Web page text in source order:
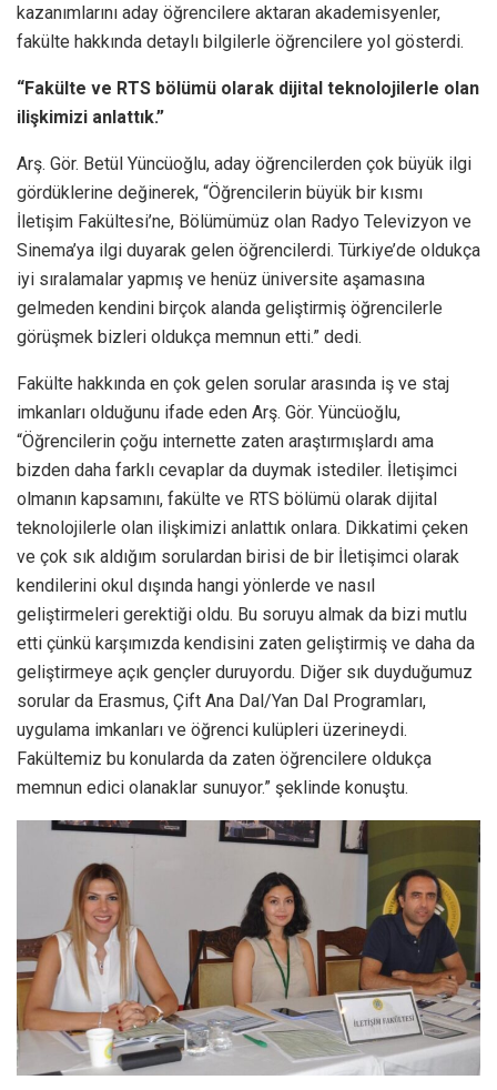
kazanımlarını aday öğrencilere aktaran akademisyenler,
fakülte hakkında detaylı bilgilerle öğrencilere yol gösterdi.
“Fakülte ve RTS bölümü olarak dijital teknolojilerle olan
ilişkimizi anlattık.”
Arş. Gör. Betül Yüncüoğlu, aday öğrencilerden çok büyük ilgi
gördüklerine değinerek, “Öğrencilerin büyük bir kısmı
İletişim Fakültesi’ne, Bölümümüz olan Radyo Televizyon ve
Sinema’ya ilgi duyarak gelen öğrencilerdi. Türkiye’de oldukça
iyi sıralamalar yapmış ve henüz üniversite aşamasına
gelmeden kendini birçok alanda geliştirmiş öğrencilerle
görüşmek bizleri oldukça memnun etti.” dedi.
Fakülte hakkında en çok gelen sorular arasında iş ve staj
imkanları olduğunu ifade eden Arş. Gör. Yüncüoğlu,
“Öğrencilerin çoğu internette zaten araştırmışlardı ama
bizden daha farklı cevaplar da duymak istediler. İletişimci
olmanın kapsamını, fakülte ve RTS bölümü olarak dijital
teknolojilerle olan ilişkimizi anlattık onlara. Dikkatimi çeken
ve çok sık aldığım sorulardan birisi de bir İletişimci olarak
kendilerini okul dışında hangi yönlerde ve nasıl
geliştirmeleri gerektiği oldu. Bu soruyu almak da bizi mutlu
etti çünkü karşımızda kendisini zaten geliştirmiş ve daha da
geliştirmeye açık gençler duruyordu. Diğer sık duyduğumuz
sorular da Erasmus, Çift Ana Dal/Yan Dal Programları,
uygulama imkanları ve öğrenci kulüpleri üzerineydi.
Fakültemiz bu konularda da zaten öğrencilere oldukça
memnun edici olanaklar sunuyor.” şeklinde konuştu.